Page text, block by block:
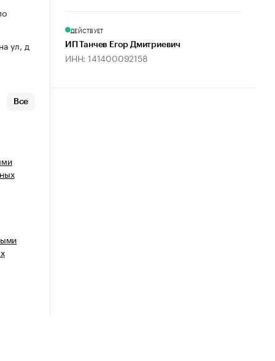
ул, д
Все
ДЕЙСТВУЕТ
ИП Танчев Егор Дмитриевич
ИНН: 141400092158